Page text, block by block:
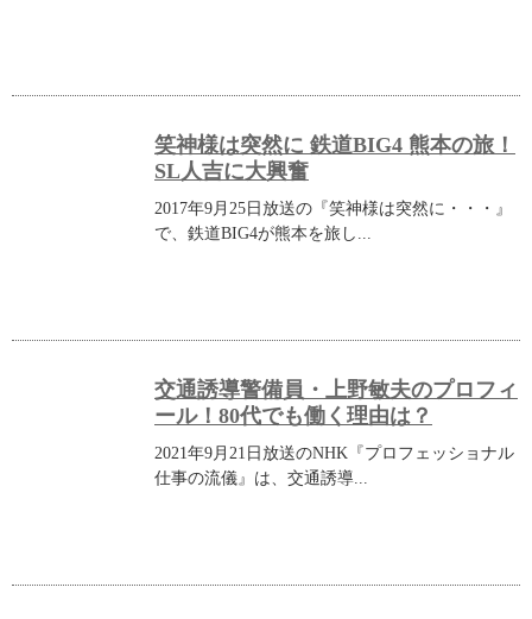
笑神様は突然に 鉄道BIG4 熊本の旅！
SL人吉に大興奮
2017年9月25日放送の『笑神様は突然に・・・』
で、鉄道BIG4が熊本を旅し...
交通誘導警備員・上野敏夫のプロフィ
ール！80代でも働く理由は？
2021年9月21日放送のNHK『プロフェッショナル
仕事の流儀』は、交通誘導...